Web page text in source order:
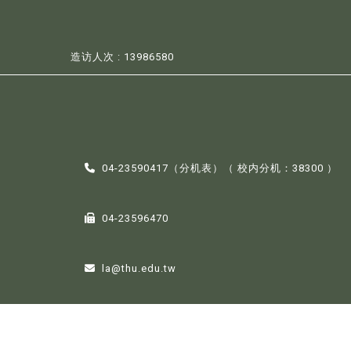
造访人次 : 13986580
04-23590417（分机表 ）（ 校内分机：38300 ）
04-23596470
la@thu.edu.tw